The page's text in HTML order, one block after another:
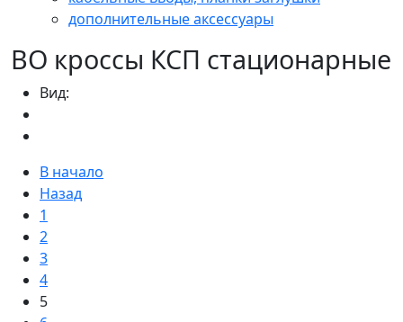
дополнительные аксессуары
ВО кроссы КСП стационарные
Вид:
В начало
Назад
1
2
3
4
5